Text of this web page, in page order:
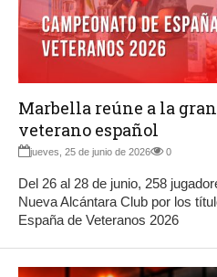
Marbella reúne a la
veterano español
jueves, 25 de junio de 2026 0
Del 26 al 28 de junio, 258
Nueva Alcántara Club por los
España de Veteranos 2026